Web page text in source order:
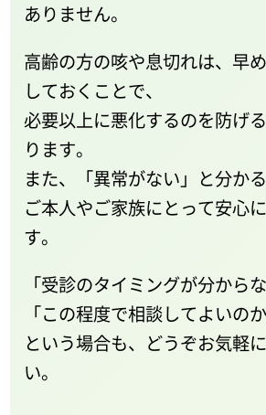
ありません。
高齢の方の咳や息切れは、早
しておくことで、
必要以上に悪化するのを防げ
ります。
また、「異常がない」と分かる
ご本人やご家族にとって安心
す。
「受診のタイミングが分からな
「この程度で相談してよいのか
という場合も、どうぞお気軽
い。